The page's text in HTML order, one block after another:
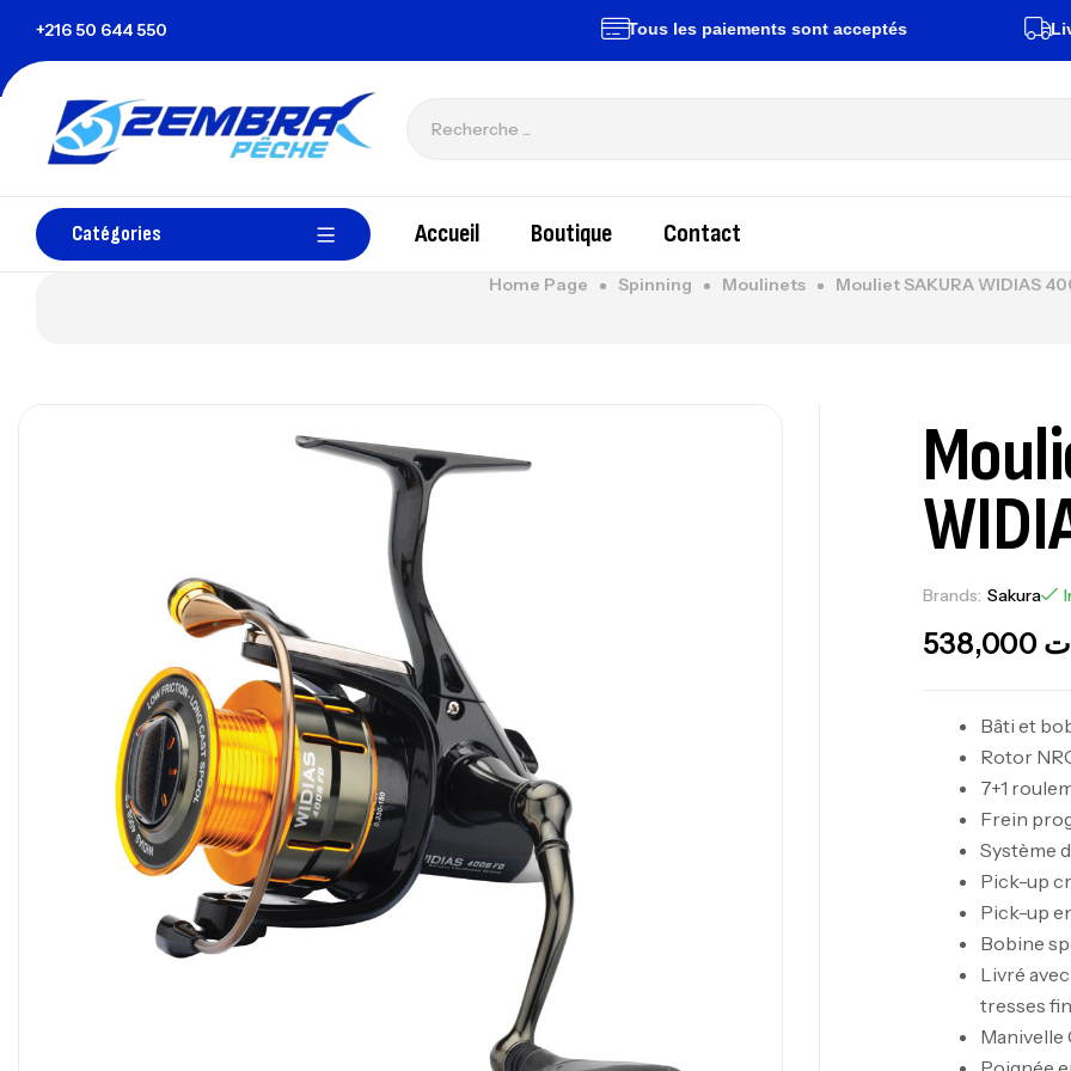
+216 50 644 550zembrapechetunisie@gmail.com Tous les paiements sont acceptés
Catégories Accueil Boutique Contact
Home Page Spinning Moulinets Mouliet SAKURA WIDIAS
Brands: Sakura
538,000
Bâti et
Rotor
7+1
Frein
Système
Pick-up
Pick-up
Bobine
Livré
tresses
Manivelle